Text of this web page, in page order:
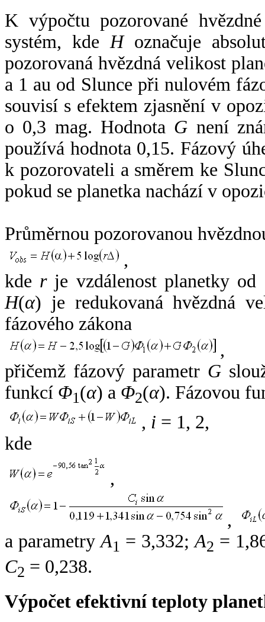
K výpočtu pozorované
systém, kde Hoznačuje
pozorovaná hvězdná velikost
a 1 au od Slunce při nulovém
souvisí s efektem zjasnění v
o 0,3 mag. Hodnota G není
používá hodnota 0,15. Fázový
k pozorovateli a směrem ke
pokud se planetka nachází v
Průměrnou pozorovanou
,
kde rje vzdálenost planetky od
H(α) je redukovaná hvězdná
fázového zákona
,
přičemž fázový parametr G
funkcí Φ1(α) a Φ2(α). Fázovou
, i = 1, 2,
kde
,
,
a parametryA1 = 3,332;A2 =
C2 = 0,238.
Výpočet efektivní teploty